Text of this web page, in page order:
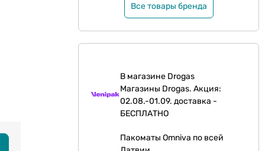
Все товары бренда
В магазине Drogas
Магазины Drogas. Акция:
02.08.-01.09. доставка -
БЕСПЛАТНО
Пакоматы Omniva по всей